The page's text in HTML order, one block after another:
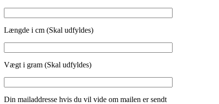
Længde i cm (Skal udfyldes)
Vægt i gram (Skal udfyldes)
Din mailaddresse hvis du vil vide om mailen er sendt